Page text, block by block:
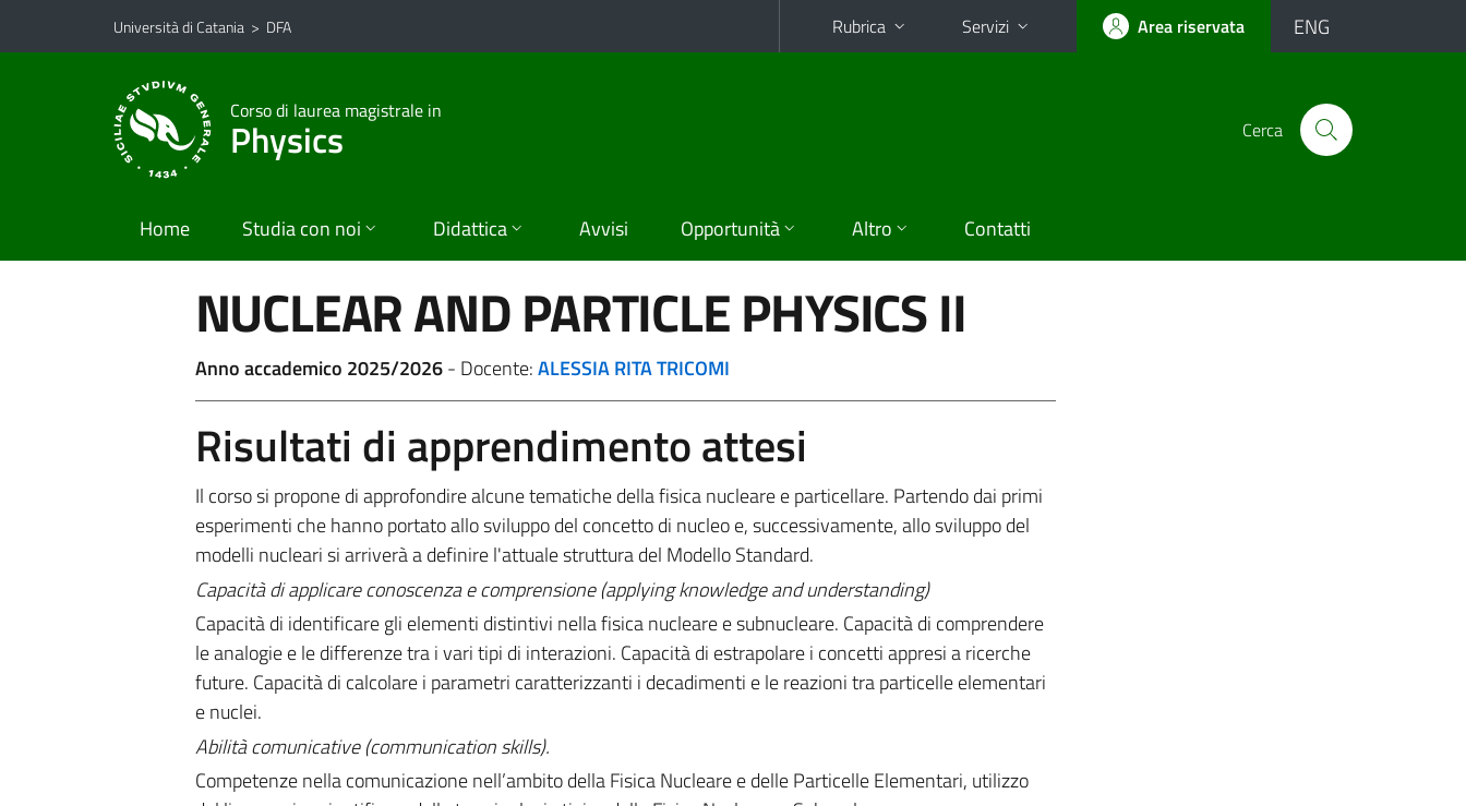
Vai al contenuto principale
Vai al menu di navigazione
Università di Catania > DFA Rubrica Servizi Area riservata ENG
Corso di laurea magistrale in
Physics Cerca
Home Studia con noi Didattica Avvisi Opportunità Altro Contatti
NUCLEAR AND PARTICLE PHYSICS II
Anno accademico 2025/2026- Docente:ALESSIA RITA TRICOMI
Risultati di apprendimento attesi
Il corso si propone di approfondire alcune tematiche della fisica nucleare e particellare. Partendo dai primi
esperimenti che hanno portato allo sviluppo del concetto di nucleo e, successivamente, allo sviluppo del
modelli nucleari si arriverà a definire l'attuale struttura del Modello Standard.
Capacità di applicare conoscenza e comprensione (applying knowledge and understanding)
Capacità di identificare gli elementi distintivi nella fisica nucleare e subnucleare. Capacità di comprendere
le analogie e le differenze tra i vari tipi di interazioni. Capacità di estrapolare i concetti appresi a ricerche
future. Capacità di calcolare i parametri caratterizzanti i decadimenti e le reazioni tra particelle elementari
e nuclei.
Abilità comunicative (communication skills).
Competenze nella comunicazione nell’ambito della Fisica Nucleare e delle Particelle Elementari, utilizzo